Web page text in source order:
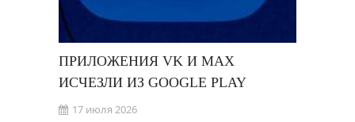
ПРИЛОЖЕНИЯ VK И МАХ
ИСЧЕЗЛИ ИЗ GOOGLE PLAY
17 июля 2026